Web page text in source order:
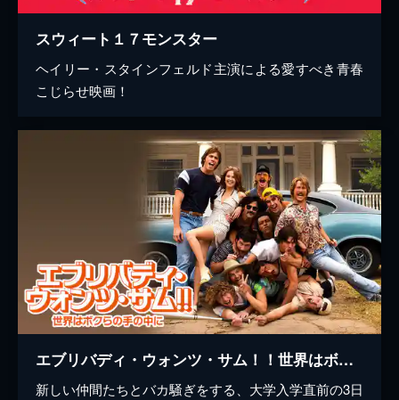
スウィート１７モンスター
ヘイリー・スタインフェルド主演による愛すべき青春
こじらせ映画！
エブリバディ・ウォンツ・サム！！世界はボクらの手の中に
新しい仲間たちとバカ騒ぎをする、大学入学直前の3日